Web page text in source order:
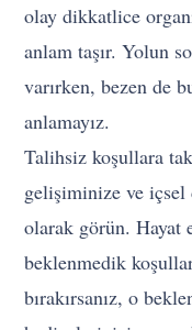
olay dikkatlice
anlam taşır. Yolun
varırken, bezen de
anlamayız.
Talihsiz koşullara
gelişiminize ve içsel
olarak görün. Hayat
beklenmedik
bırakırsanız, o